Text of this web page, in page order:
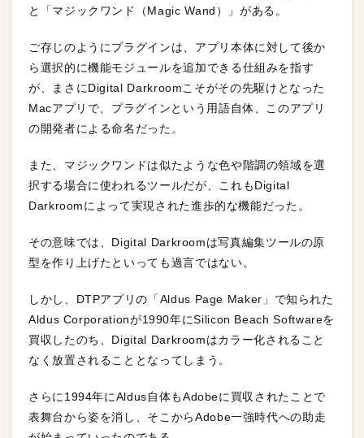
と「マジックワンド（Magic Wand）」がある。
ご存じのようにプラグインは、アプリ本体に対して後か
ら選択的に機能モジュールを追加できる仕組みを指す
が、まさにDigital Darkroomこそがその先駆けとなった
Macアプリで、プラグインという用語自体、このアプリ
の開発者による命名だった。
また、マジックワンドは似たような色や階調の領域を選
択する場合に使われるツールだが、これもDigital
Darkroomによって実現された進歩的な機能だった。
その意味では、Digital Darkroomは写真編集ツールの原
型を作り上げたといっても過言ではない。
しかし、DTPアプリの「Aldus Page Maker」で知られた
Aldus Corporationが1990年にSilicon Beach Softwareを
買収したのち、Digital Darkroomはカラー化されること
なく放置されることとなってしまう。
さらに1994年にAldus自体もAdobeに買収されたことで
表舞台から姿を消し、そこからAdobe一強時代への助走